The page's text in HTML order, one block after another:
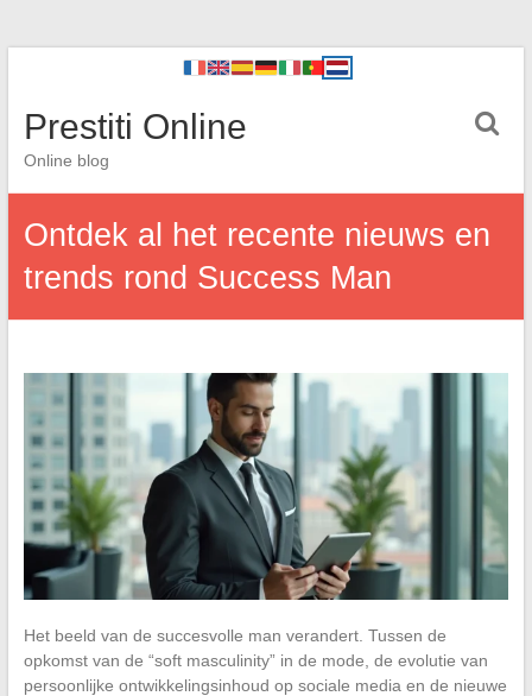
Prestiti Online
Online blog
Ontdek al het recente nieuws en
trends rond Success Man
Het beeld van de succesvolle man verandert. Tussen de
opkomst van de “soft masculinity” in de mode, de evolutie van
persoonlijke ontwikkelingsinhoud op sociale media en de nieuwe